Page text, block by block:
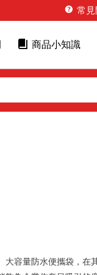
常見
商品小知識
大容量防水便攜袋，在